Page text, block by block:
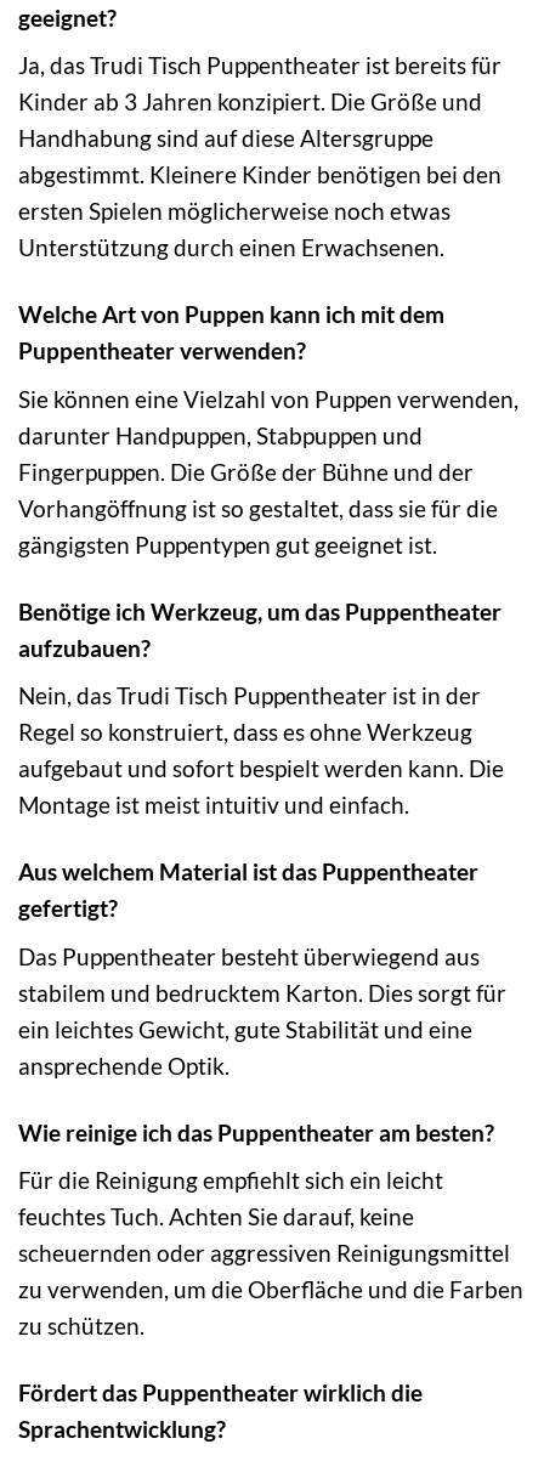
geeignet?
Ja, das Trudi Tisch Puppentheater ist bereits für
Kinder ab 3 Jahren konzipiert. Die Größe und
Handhabung sind auf diese Altersgruppe
abgestimmt. Kleinere Kinder benötigen bei den
ersten Spielen möglicherweise noch etwas
Unterstützung durch einen Erwachsenen.
Welche Art von Puppen kann ich mit dem
Puppentheater verwenden?
Sie können eine Vielzahl von Puppen verwenden,
darunter Handpuppen, Stabpuppen und
Fingerpuppen. Die Größe der Bühne und der
Vorhangöffnung ist so gestaltet, dass sie für die
gängigsten Puppentypen gut geeignet ist.
Benötige ich Werkzeug, um das Puppentheater
aufzubauen?
Nein, das Trudi Tisch Puppentheater ist in der
Regel so konstruiert, dass es ohne Werkzeug
aufgebaut und sofort bespielt werden kann. Die
Montage ist meist intuitiv und einfach.
Aus welchem Material ist das Puppentheater
gefertigt?
Das Puppentheater besteht überwiegend aus
stabilem und bedrucktem Karton. Dies sorgt für
ein leichtes Gewicht, gute Stabilität und eine
ansprechende Optik.
Wie reinige ich das Puppentheater am besten?
Für die Reinigung empfiehlt sich ein leicht
feuchtes Tuch. Achten Sie darauf, keine
scheuernden oder aggressiven Reinigungsmittel
zu verwenden, um die Oberfläche und die Farben
zu schützen.
Fördert das Puppentheater wirklich die
Sprachentwicklung?